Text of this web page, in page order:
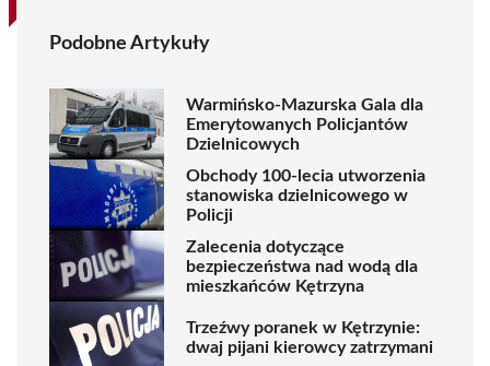
Podobne Artykuły
Warmińsko-Mazurska Gala dla
Emerytowanych Policjantów
Dzielnicowych
Obchody 100-lecia utworzenia
stanowiska dzielnicowego w
Policji
Zalecenia dotyczące
bezpieczeństwa nad wodą dla
mieszkańców Kętrzyna
Trzeźwy poranek w Kętrzynie:
dwaj pijani kierowcy zatrzymani